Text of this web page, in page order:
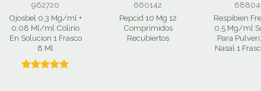
962720
Ojosbel 0,3 Mg/ml +
0,08 Ml/ml Colirio
En Solucion 1 Frasco
8 Ml
660142
Pepcid 10 Mg 12
Comprimidos
Recubiertos
Respibien
0,5 Mg/ml
Para
Nasal 1